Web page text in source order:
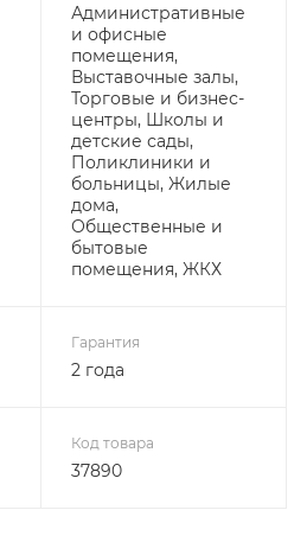
Административные
и офисные
помещения,
Выставочные залы,
Торговые и бизнес-
центры, Школы и
детские сады,
Поликлиники и
больницы, Жилые
дома,
Общественные и
бытовые
помещения, ЖКХ
Гарантия
2 года
Код товара
37890